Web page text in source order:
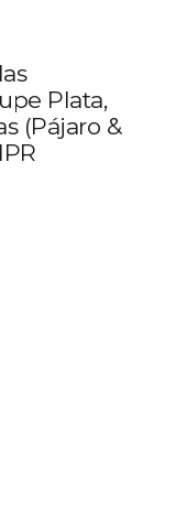
Plata,
(Pájaro &